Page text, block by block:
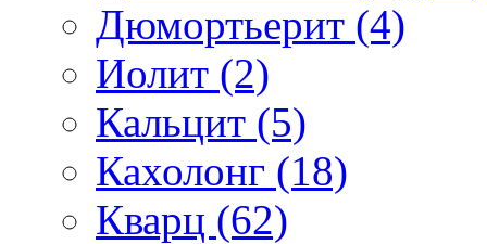
Дюмортьерит (4)
Иолит (2)
Кальцит (5)
Кахолонг (18)
Кварц (62)